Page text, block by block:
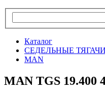
Каталог
СЕДЕЛЬНЫЕ ТЯГАЧИ
MAN
MAN TGS 19.400